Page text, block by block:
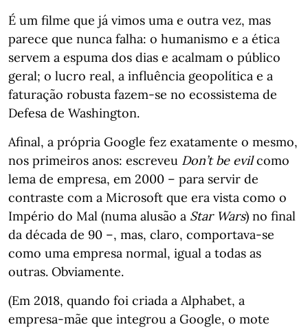
É um filme que já vimos uma e outra vez, mas
parece que nunca falha: o humanismo e a ética
servem a espuma dos dias e acalmam o público
geral; o lucro real, a influência geopolítica e a
faturação robusta fazem-se no ecossistema de
Defesa de Washington.
Afinal, a própria Google fez exatamente o mesmo,
nos primeiros anos: escreveu Don’t be evilcomo
lema de empresa, em 2000 – para servir de
contraste com a Microsoft que era vista como o
Império do Mal (numa alusão a Star Wars) no final
da década de 90 –, mas, claro, comportava-se
como uma empresa normal, igual a todas as
outras. Obviamente.
(Em 2018, quando foi criada a Alphabet, a
empresa-mãe que integrou a Google, o mote